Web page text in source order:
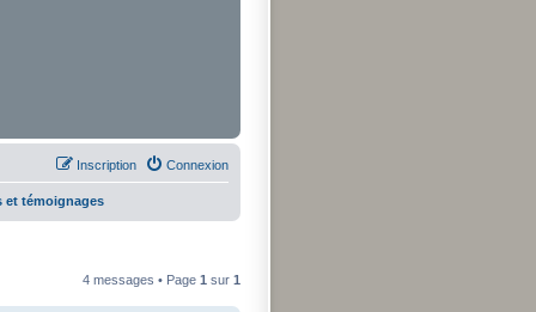
Connexion
Inscription
et témoignages
4 messages • Page 1 sur 1